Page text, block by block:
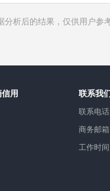
执行人
助
析后的结果，仅供用户
用 联系我
联系电
商务邮
工作时